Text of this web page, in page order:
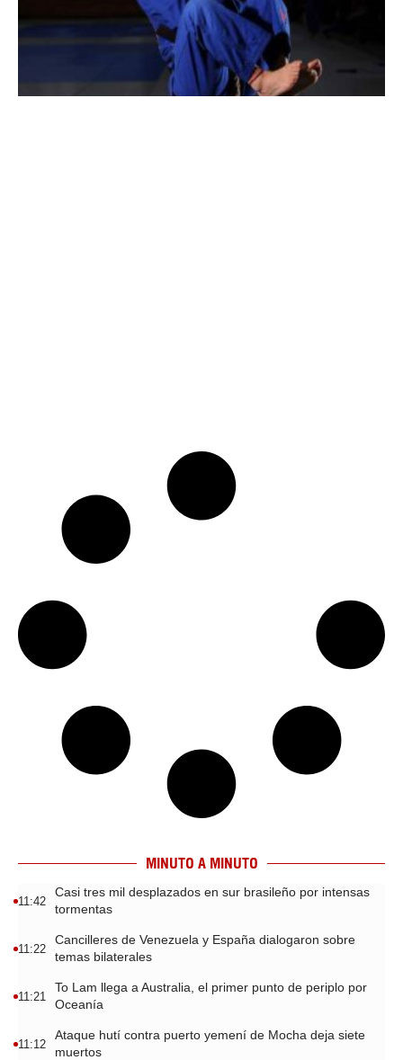
MINUTO A MINUTO
11:42
Casi tres mil desplazados en sur brasileño por intensas
tormentas
11:22
Cancilleres de Venezuela y España dialogaron sobre
temas bilaterales
11:21
To Lam llega a Australia, el primer punto de periplo por
Oceanía
11:12
Ataque hutí contra puerto yemení de Mocha deja siete
muertos